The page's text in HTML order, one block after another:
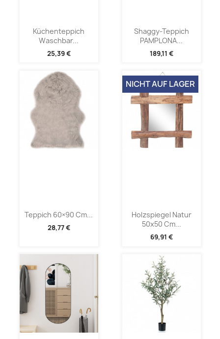
Küchenteppich
Waschbar...
25,39 €
Shaggy-Teppich
PAMPLONA...
189,11 €
Teppich 60×90 Cm...
28,77 €
Holzspiegel Natur
50x50 Cm...
69,91 €
NICHT AUF LAGER